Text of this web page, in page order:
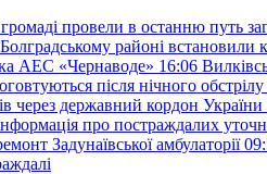
провели в останню путь
районі встановили
АЕС «Чернаводе» 16:06
після нічного обстрілу
через державний кордон України
про постраждалих
Задунаївської амбулаторії